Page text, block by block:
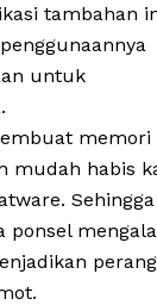
tambahan
untuk
memori
mudah habis
Sehingga
ponsel